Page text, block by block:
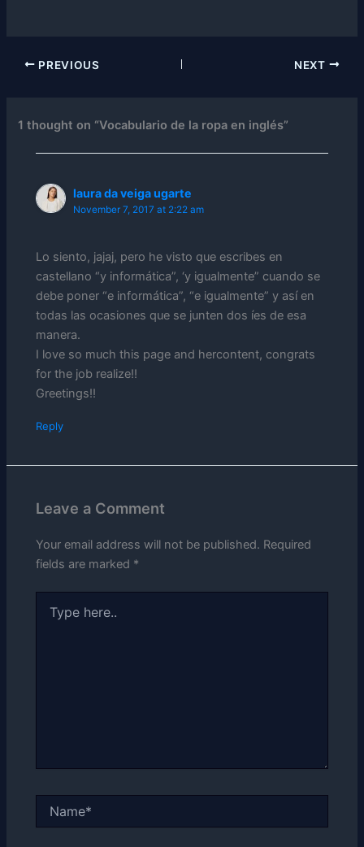
PREVIOUS NEXT
1 thought on “Vocabulario de la ropa en inglés”
laura da veiga ugarte
November 7, 2017 at 2:22 am
Lo siento, jajaj, pero he visto que escribes en
castellano “y informática”, ‘y igualmente” cuando se
debe poner “e informática”, “e igualmente” y así en
todas las ocasiones que se junten dos íes de esa
manera.
I love so much this page and hercontent, congrats
for the job realize!!
Greetings!!
Reply
Leave a Comment
Your email address will not be published. Required
fields are marked *
here..